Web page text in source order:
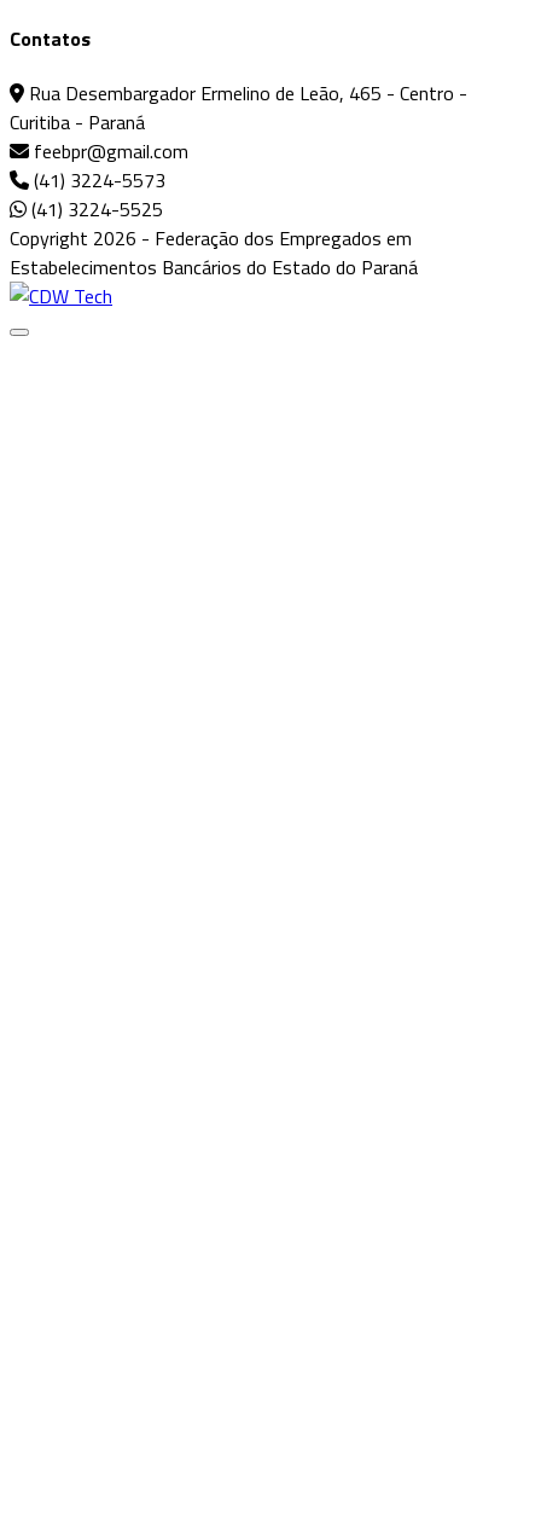
Contatos
Rua Desembargador Ermelino de Leão, 465 - Centro -
Curitiba - Paraná
feebpr@gmail.com
(41) 3224-5573
(41) 3224-5525
Copyright 2026 - Federação dos Empregados em
Estabelecimentos Bancários do Estado do Paraná